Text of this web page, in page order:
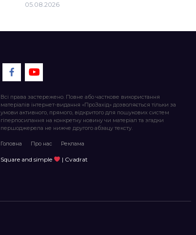
05.08.2026
Всі права застережено. Повне або часткове використання
матеріалів інтернет-видання «ПроЗахід» дозволяється тільки за
умови активного, прямого, відкритого для пошукових систем
гіперпосилання на конкретну новину чи матеріал та згадки
першоджерела не нижче другого абзацу тексту.
Головна Про нас Реклама
Square and simple | Cvadrat